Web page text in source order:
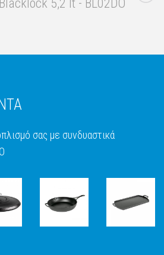
Blacklock 5,2 lt - BL02DO
σας με συνδυαστικά